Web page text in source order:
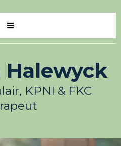
Halewyck
KPNI & FKC